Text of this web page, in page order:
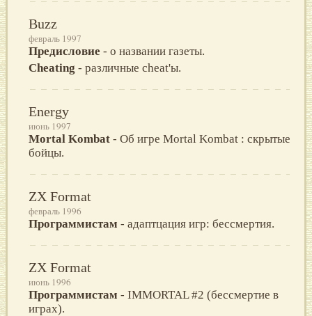
Buzz
февраль 1997
Предисловие - о названии газеты.
Cheating - различные cheat'ы.
Energy
июнь 1997
Mortal Kombat - Об игре Mortal Kombat : скрытые
бойцы.
ZX Format
февраль 1996
Программистам - адаптцация игр: бессмертия.
ZX Format
июнь 1996
Программистам - IMMORTAL #2 (бессмертие в
играх).